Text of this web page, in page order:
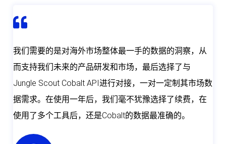
我们需要的是对海外市场整体最一手的数据的洞察，从
而支持我们未来的产品研发和市场，最后选择了与
Jungle Scout Cobalt API进行对接，一对一定制其市场数
据需求。在使用一年后，我们毫不犹豫选择了续费，在
使用了多个工具后，还是Cobalt的数据最准确的。